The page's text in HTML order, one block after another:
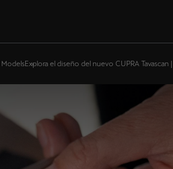
Explora el diseño del nuevo CUPRA Tavascan